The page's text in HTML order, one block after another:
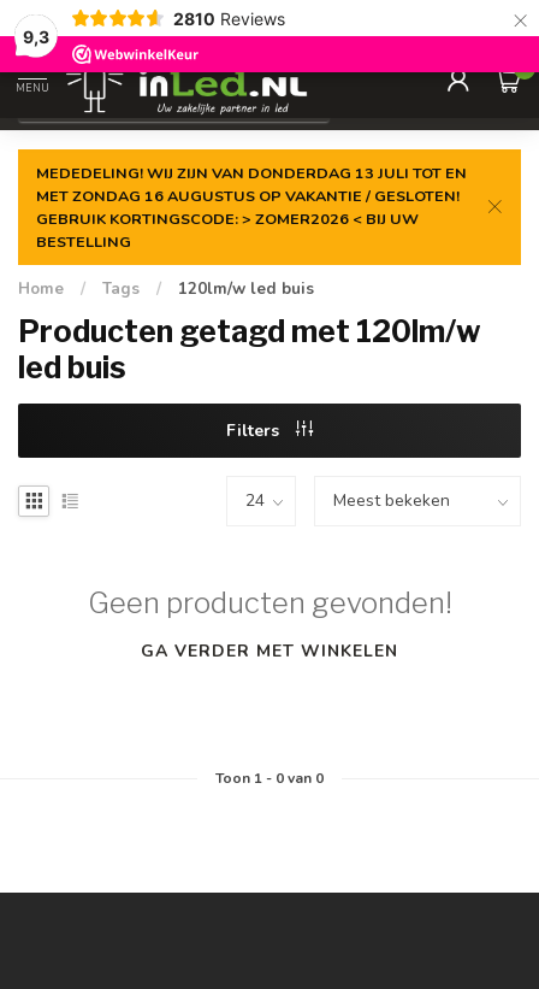
9,3
2810 Reviews ×
Gegarandeerde delaagste prijs
MENU
0
MEDEDELING! WIJ ZIJN VAN DONDERDAG 13 JULI TOT EN
MET ZONDAG 16 AUGUSTUS OP VAKANTIE / GESLOTEN!
GEBRUIK KORTINGSCODE: > ZOMER2026 < BIJ UW
BESTELLING
Home / Tags / 120lm/w led buis
Producten getagd met 120lm/w
led buis
Filters
Geen producten gevonden!
GA VERDER MET WINKELEN
Toon 1- 0van 0